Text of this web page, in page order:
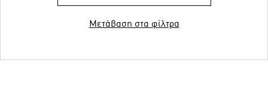
Μετάβαση στα φίλτρα